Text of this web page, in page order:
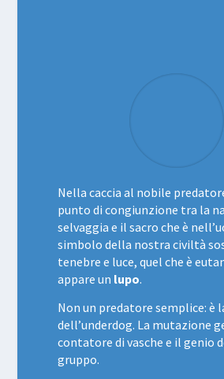
Nella caccia al nobile
punto di congiunzione tra la
selvaggia e il sacro che è
simbolo della nostra civiltà
tenebre e luce, quel che è
appare un lupo.
Non un predatore semplice: è
dell’underdog. La mutazione
contatore di vasche e il genio
gruppo.